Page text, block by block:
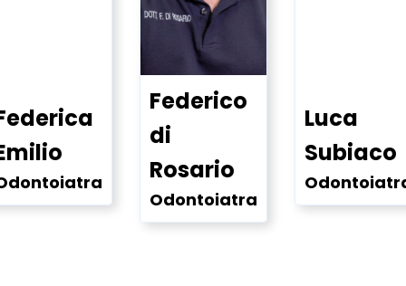
Federico
di
Rosario
Odontoiatra
Luca
Subiaco